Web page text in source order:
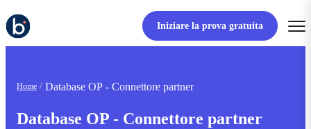
Iniziare la prova gratuita
Home Database OP - Connettore partner
Database OP - Connettore partner